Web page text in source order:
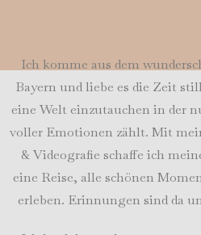
Ich komme aus dem
Bayern und liebe es die Zeit
eine Welt einzutauchen in der
voller Emotionen zählt. Mit
& Videografie schaffe ich
eine Reise, alle schönen
erleben. Erinnungen sind da